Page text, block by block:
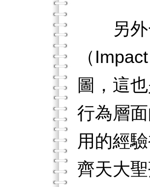
另外一
（
圖，這
行為層
用的經
齊天大